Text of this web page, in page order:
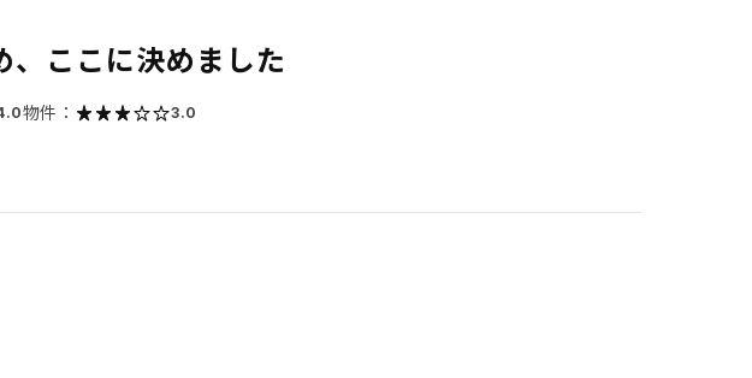
、ここに決めました
物件： 3.0